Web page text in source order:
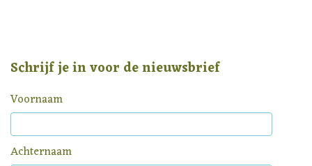
Schrijf je in voor de nieuwsbrief
Voornaam
Achternaam